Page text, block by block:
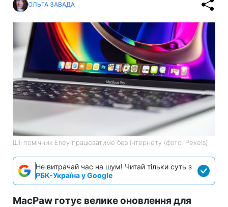
ОЛЬГА ЗАВАДА
ШІ-помічник Eney працюватиме без інтернету (фото: Pexels)
Не витрачай час на шум! Читай тільки суть з
РБК-Україна у Google
MacPaw готує велике оновлення для